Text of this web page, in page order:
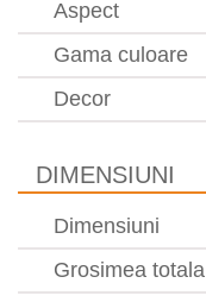
Aspect
Gama culoare
Decor
DIMENSIUNI
Dimensiuni
Grosimea totala